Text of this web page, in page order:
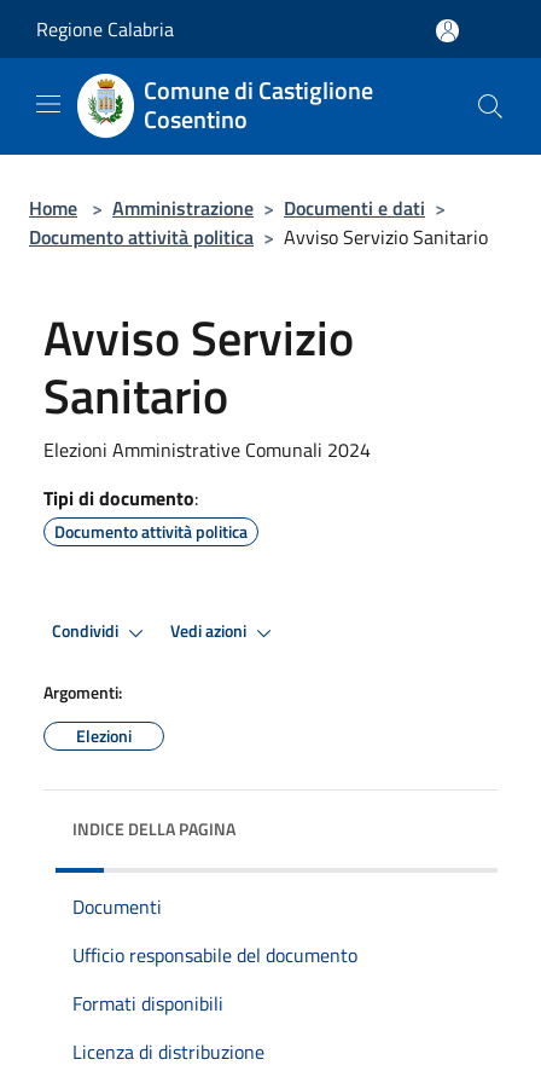
Regione Calabria
Comune di Castiglione
Cosentino
Home > Amministrazione > Documenti e dati >
Documento attività politica > Avviso Servizio Sanitario
Avviso Servizio
Sanitario
Elezioni Amministrative Comunali 2024
Tipi di documento:
Documento attività politica
Condividi Vedi azioni
Argomenti:
Elezioni
INDICE DELLA PAGINA
Documenti
Ufficio responsabile del documento
Formati disponibili
Licenza di distribuzione